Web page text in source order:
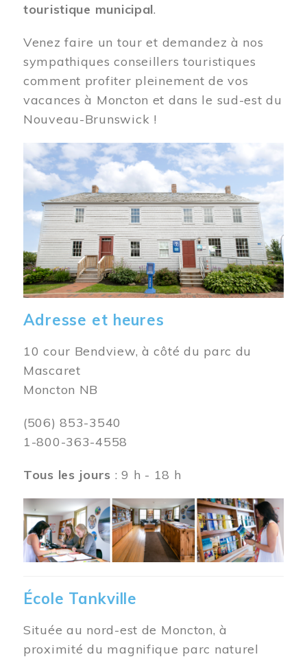
touristique municipal.
Venez faire un tour et demandez à nos
sympathiques conseillers touristiques
comment profiter pleinement de vos
vacances à Moncton et dans le sud-est du
Nouveau-Brunswick !
Image
Adresse et heures
10 cour Bendview, à côté du parc du
Mascaret
Moncton NB
(506) 853-3540
1-800-363-4558
Tous les jours : 9 h - 18 h
Image
École Tankville
Située au nord-est de Moncton, à
proximité du magnifique parc naturel